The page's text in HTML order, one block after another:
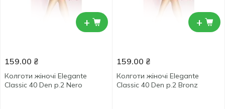
+
159.00 ₴
Колготи жіночі Elegante
Classic 40 Den р.2 Nero
+
159.00 ₴
Колготи жіночі Elegante
Classic 40 Den р.2 Bronz